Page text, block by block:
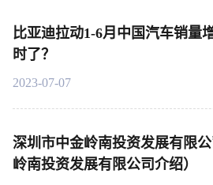
比亚迪拉动1-6月中国汽车销量
时了？
2023-07-07
深圳市中金岭南投资发展有限
岭南投资发展有限公司介绍）